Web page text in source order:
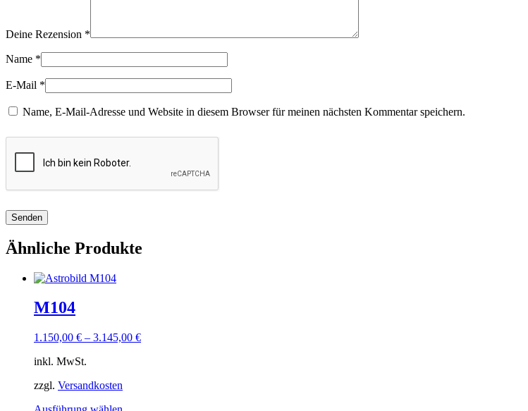
Deine Rezension *
Name *
E-Mail *
Name, E-Mail-Adresse und Website in diesem Browser für meinen nächsten Kommentar speichern.
Ähnliche Produkte
M104
1.150,00 € – 3.145,00 €
inkl. MwSt.
zzgl. Versandkosten